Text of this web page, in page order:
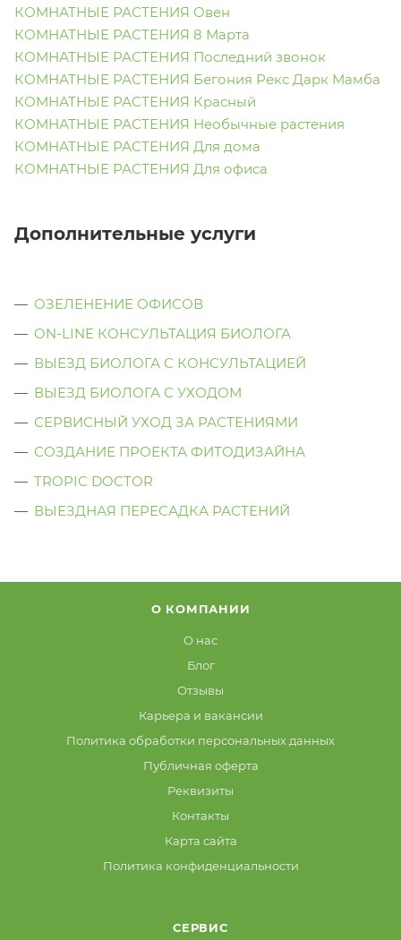
КОМНАТНЫЕ РАСТЕНИЯ Овен
КОМНАТНЫЕ РАСТЕНИЯ 8 Марта
КОМНАТНЫЕ РАСТЕНИЯ Последний звонок
КОМНАТНЫЕ РАСТЕНИЯ Бегония Рекс Дарк Мамба
КОМНАТНЫЕ РАСТЕНИЯ Красный
КОМНАТНЫЕ РАСТЕНИЯ Необычные растения
КОМНАТНЫЕ РАСТЕНИЯ Для дома
КОМНАТНЫЕ РАСТЕНИЯ Для офиса
Дополнительные услуги
ОЗЕЛЕНЕНИЕ ОФИСОВ
ON-LINE КОНСУЛЬТАЦИЯ БИОЛОГА
ВЫЕЗД БИОЛОГА С КОНСУЛЬТАЦИЕЙ
ВЫЕЗД БИОЛОГА C УХОДОМ
СЕРВИСНЫЙ УХОД ЗА РАСТЕНИЯМИ
СОЗДАНИЕ ПРОЕКТА ФИТОДИЗАЙНА
TROPIC DOCTOR
ВЫЕЗДНАЯ ПЕРЕСАДКА РАСТЕНИЙ
О КОМПАНИИ
О нас
Блог
Отзывы
Карьера и вакансии
Политика обработки персональных данных
Публичная оферта
Реквизиты
Контакты
Карта сайта
Политика конфиденциальности
СЕРВИС